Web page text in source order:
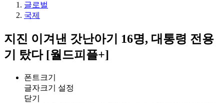
글로벌
국제
지진 이겨낸 갓난아기 16명, 대통령 전용
기 탔다 [월드피플+]
폰트크기
글자크기 설정
닫기